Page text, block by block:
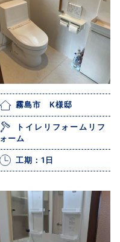
霧島市 K様邸
トイレリフォームリフ
ォーム
工期：1日